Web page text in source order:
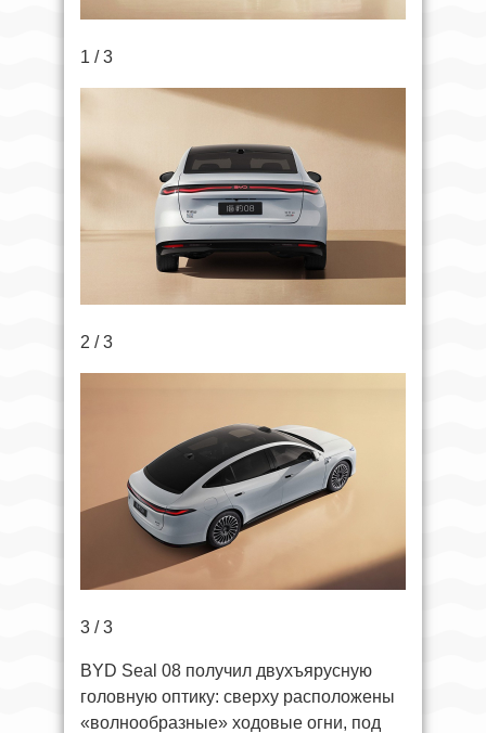
1 / 3
2 / 3
3 / 3
BYD Seal 08 получил двухъярусную
головную оптику: сверху расположены
«волнообразные» ходовые огни, под